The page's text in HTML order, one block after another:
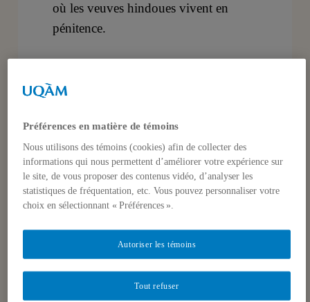
où les veuves hindoues vivent en
pénitence.
d’études internationales de
et de recherches sur l’Inde, l’Asie du
Sud et sa diaspora(CERIAS)
présente laprojection gratuite du
filmde Deepa MehtaWATER
présenté en
version française
projection sera suivie d’une
professeure d’anthropologie (UdeM)
et Mathieu Boisvert, directeur du
Préférences en matière de témoins
Nous utilisons des témoins (cookies) afin de collecter des
informations qui nous permettent d’améliorer votre expérience sur
le site, de vous proposer des contenus vidéo, d’analyser les
statistiques de fréquentation, etc. Vous pouvez personnaliser votre
choix en sélectionnant « Préférences ».
Tout refuser
Autoriser les témoins